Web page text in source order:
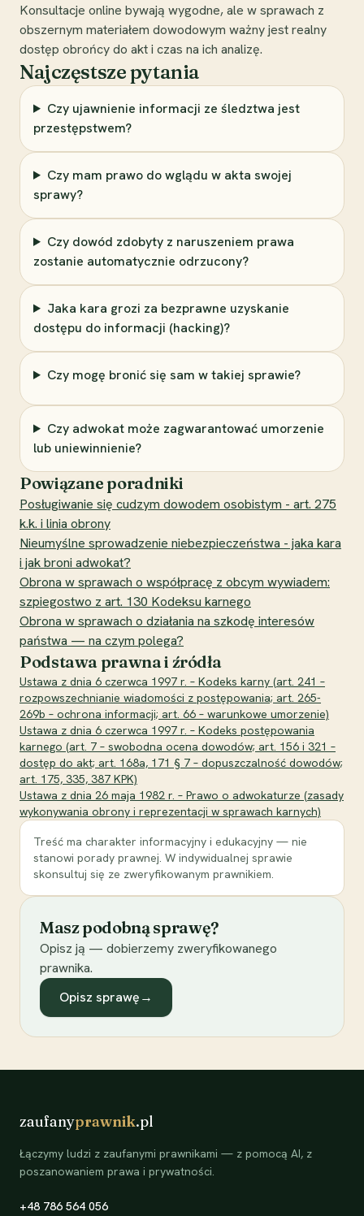
Konsultacje online bywają wygodne, ale w sprawach z
obszernym materiałem dowodowym ważny jest realny
dostęp obrońcy do akt i czas na ich analizę.
Najczęstsze pytania
Czy ujawnienie informacji ze śledztwa jest
przestępstwem?
Czy mam prawo do wglądu w akta swojej
sprawy?
Czy dowód zdobyty z naruszeniem prawa
zostanie automatycznie odrzucony?
Jaka kara grozi za bezprawne uzyskanie
dostępu do informacji (hacking)?
Czy mogę bronić się sam w takiej sprawie?
Czy adwokat może zagwarantować umorzenie
lub uniewinnienie?
Powiązane poradniki
Posługiwanie się cudzym dowodem osobistym - art. 275
k.k. i linia obrony
Nieumyślne sprowadzenie niebezpieczeństwa - jaka kara
i jak broni adwokat?
Obrona w sprawach o współpracę z obcym wywiadem:
szpiegostwo z art. 130 Kodeksu karnego
Obrona w sprawach o działania na szkodę interesów
państwa — na czym polega?
Podstawa prawna i źródła
Ustawa z dnia 6 czerwca 1997 r. – Kodeks karny (art. 241 –
rozpowszechnianie wiadomości z postępowania; art. 265-
269b – ochrona informacji; art. 66 – warunkowe umorzenie)
Ustawa z dnia 6 czerwca 1997 r. – Kodeks postępowania
karnego (art. 7 – swobodna ocena dowodów; art. 156 i 321 –
dostęp do akt; art. 168a, 171 § 7 – dopuszczalność dowodów;
art. 175, 335, 387 KPK)
Ustawa z dnia 26 maja 1982 r. – Prawo o adwokaturze (zasady
wykonywania obrony i reprezentacji w sprawach karnych)
Treść ma charakter informacyjny i edukacyjny — nie
stanowi porady prawnej. W indywidualnej sprawie
skonsultuj się ze zweryfikowanym prawnikiem.
Masz podobną sprawę?
Opisz ją — dobierzemy zweryfikowanego
prawnika.
Opisz sprawę→
zaufanyprawnik.pl
Łączymy ludzi z zaufanymi prawnikami — z pomocą AI, z
poszanowaniem prawa i prywatności.
+48 786 564 056